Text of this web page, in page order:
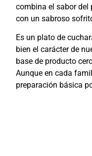
combina el sabor del
con un sabroso
Es un plato de
bien el carácter de
base de producto
Aunque en cada
preparación básica